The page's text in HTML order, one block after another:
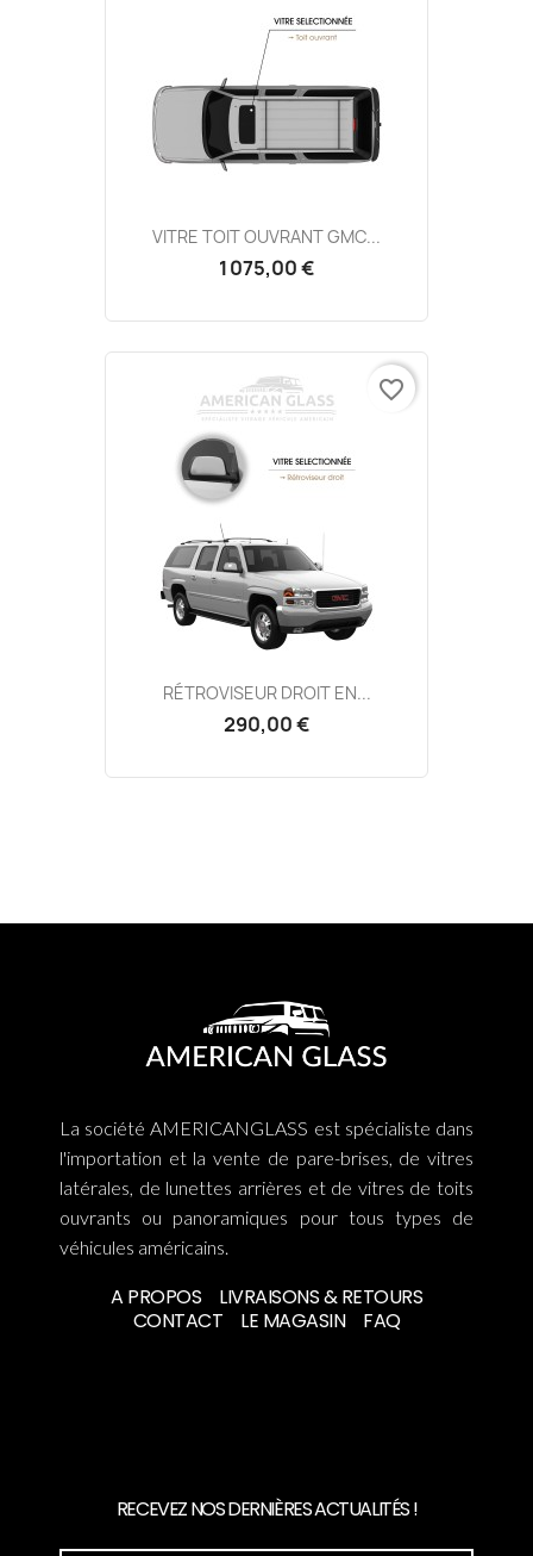
VITRE TOIT OUVRANT GMC...
1 075,00 €
RÉTROVISEUR DROIT EN...
290,00 €
favorite_border
La société AMERICANGLASS est spécialiste dans
l'importation et la vente de pare-brises, de vitres
latérales, de lunettes arrières et de vitres de toits
ouvrants ou panoramiques pour tous types de
véhicules américains.
A PROPOS
LIVRAISONS & RETOURS
CONTACT
LE MAGASIN FAQ
RECEVEZ NOS DERNIÈRES ACTUALITÉS !